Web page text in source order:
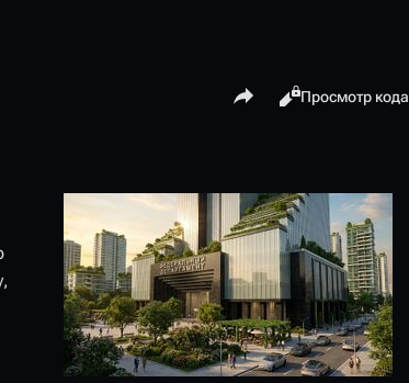
Поделиться этой страницей
Просмотры
Читать
Просмотр кода